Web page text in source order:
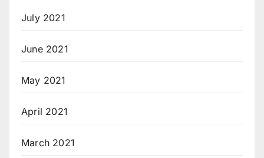
July 2021
June 2021
May 2021
April 2021
March 2021